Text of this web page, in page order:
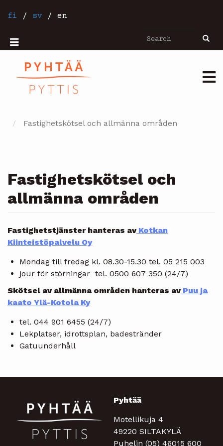
fi / sv / en
Search
Mobiilivalikko
Fastighetskötsel och allmänna områden
Fastighetskötsel och
allmänna områden
Fastighetstjänster hanteras avKotkan
Kiinteistöpalvelu Oy
Mondag till fredag kl. 08.30-15.30 tel. 05 215 003
jour för störningar tel. 0500 607 350 (24/7)
Skötsel av allmänna områden hanteras avPuu ja
kaato Ylä-Kotola Ky
tel. 044 901 6455 (24/7)
Lekplatser, idrottsplan, badestränder
Gatuunderhåll
Pyhtää
Motellikuja 4
49220 SILTAKYLÄ
Puhelin (05) 46015 600